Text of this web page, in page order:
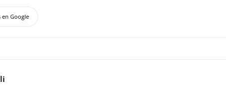
en Google